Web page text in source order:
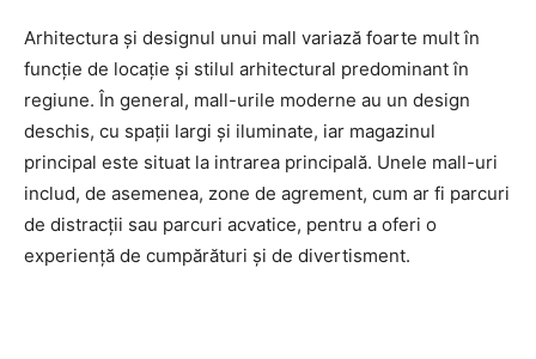
Arhitectura și designul unui mall variază foarte mult în
funcție de locație și stilul arhitectural predominant în
regiune. În general, mall-urile moderne au un design
deschis, cu spații largi și iluminate, iar magazinul
principal este situat la intrarea principală. Unele mall-uri
includ, de asemenea, zone de agrement, cum ar fi parcuri
de distracții sau parcuri acvatice, pentru a oferi o
experiență de cumpărături și de divertisment.